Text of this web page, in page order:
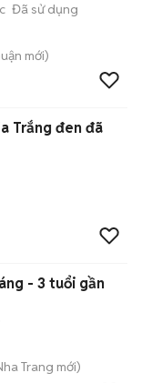
Đã sử dụng
mới)
Trắng đen đã
- 3 tuổi gần
Trang mới)